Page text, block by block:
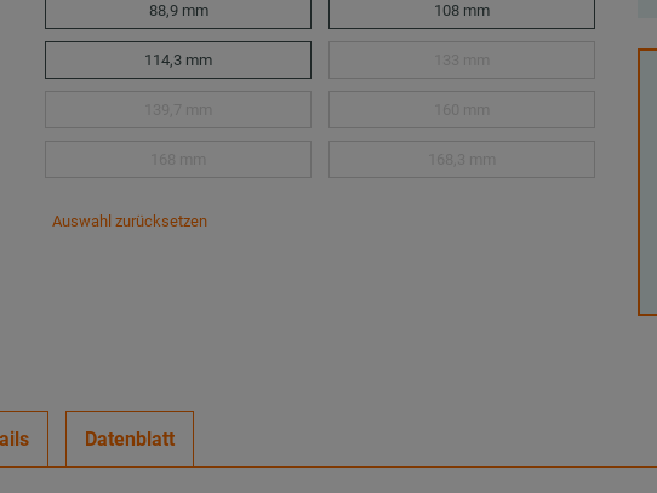
88,9 mm 108 mm
114,3 mm
Auswahl zurücksetzen
Datenblatt